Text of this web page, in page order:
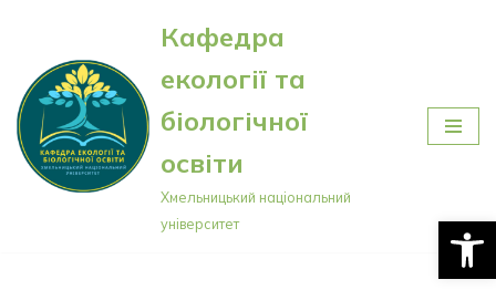
Перейти
до
вмісту
Кафедра
екології та
біологічної
освіти
Хмельницький національний
університет